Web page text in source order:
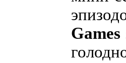
Games